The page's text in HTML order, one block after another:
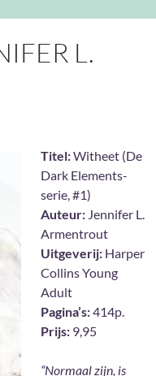
L.
Titel:Witheet (De
Dark Elements-
serie, #1)
Auteur: Jennifer L.
Armentrout
Uitgeverij: Harper
Collins Young
Adult
Pagina’s:414p.
Prijs: 9,95
“Normaal zijn, is